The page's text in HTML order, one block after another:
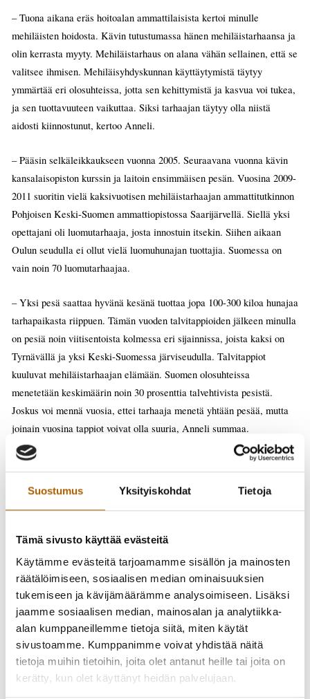
Suostumus Yksityiskohdat Tietoja
Tämä sivusto käyttää evästeitä
Käytämme evästeitä tarjoamamme sisällön ja mainosten
räätälöimiseen, sosiaalisen median ominaisuuksien
tukemiseen ja kävijämäärämme analysoimiseen. Lisäksi
jaamme sosiaalisen median, mainosalan ja analytiikka-
alan kumppaneillemme tietoja siitä, miten käytät
sivustoamme. Kumppanimme voivat yhdistää näitä
tietoja muihin tietoihin, joita olet antanut heille tai joita on
kerätty, kun olet käyttänyt heidän palvelujaan.
– Tuona aikana eräs hoitoalan ammattilaisista kertoi minulle
mehiläisten hoidosta. Kävin tutustumassa hänen mehiläistarhaansa ja
olin kerrasta myyty. Mehiläistarhaus on alana vähän sellainen, että se
valitsee ihmisen. Mehiläisyhdyskunnan käyttäytymistä täytyy
ymmärtää eri olosuhteissa, jotta sen kehittymistä ja kasvua voi tukea,
ja sen tuottavuuteen vaikuttaa. Siksi tarhaajan täytyy olla niistä
aidosti kiinnostunut, kertoo Anneli.
– Pääsin selkäleikkaukseen vuonna 2005. Seuraavana vuonna kävin
kansalaisopiston kurssin ja laitoin ensimmäisen pesän. Vuosina 2009-
2011 suoritin vielä kaksivuotisen mehiläistarhaajan ammattitutkinnon
Pohjoisen Keski-Suomen ammattiopistossa Saarijärvellä. Siellä yksi
opettajani oli luomutarhaaja, josta innostuin itsekin. Siihen aikaan
Oulun seudulla ei ollut vielä luomuhunajan tuottajia. Suomessa on
vain noin 70 luomutarhaajaa.
– Yksi pesä saattaa hyvänä kesänä tuottaa jopa 100-300 kiloa hunajaa
tarhapaikasta riippuen. Tämän vuoden talvitappioiden jälkeen minulla
on pesiä noin viitisentoista kolmessa eri sijainnissa, joista kaksi on
Tyrnävällä ja yksi Keski-Suomessa järviseudulla. Talvitappiot
kuuluvat mehiläistarhaajan elämään. Suomen olosuhteissa
menetetään keskimäärin noin 30 prosenttia talvehtivista pesistä.
Joskus voi mennä vuosia, ettei tarhaaja menetä yhtään pesää, mutta
joinain vuosina tappiot voivat olla suuria, Anneli summaa.
– Mehiläiset talvehtivat talvipallossa. Ne eivät ole horroksessa, vaan
paikkaa ympärillä sisäkehältä ulkokehälle ja takaisin, noutaen
pitävät pesän lämpimänä siipilihaksillaan, ja kuningattaren ympärillä
saattavat kohmettua, jolloin ne eivät pääse enää noutamaan ruokaa ja
pesä kuolee. Populaation pitää olla iso ja kuningattaren
elinvoimainen, jotta pesä selviää talven yli.